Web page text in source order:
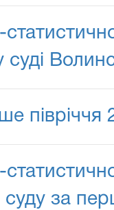
півріччя
за